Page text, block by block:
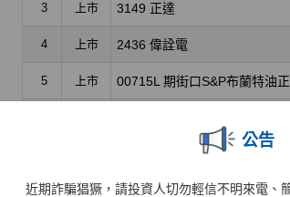
公告
近期詐騙猖獗，請投資人切勿輕信不明來電、